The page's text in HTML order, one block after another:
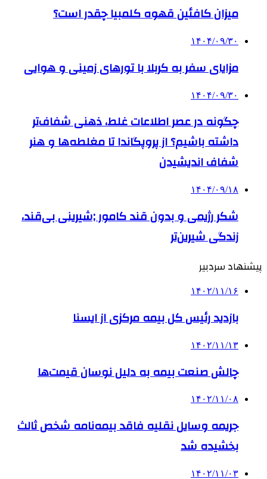
میزان کافئین قهوه کلمبیا چقدر است؟
۱۴۰۴/۰۹/۳۰
مزایای سفر به کربلا با تورهای زمینی و هوایی
۱۴۰۴/۰۹/۳۰
چگونه در عصر اطلاعات غلط، ذهنی شفاف‌تر
داشته باشیم؟ از پروپگاندا تا مغلطه‌ها و هنر
شفاف اندیشیدن
۱۴۰۴/۰۹/۱۸
شکر رژیمی و بدون قند کامور ;شیرینی بی‌قند،
زندگی شیرین‌تر
پیشنهاد سردبیر
۱۴۰۲/۱۱/۱۶
بازدید رئیس کل بیمه مرکزی از ایسنا
۱۴۰۲/۱۱/۱۳
چالش صنعت بیمه به دلیل نوسان قیمت‌ها
۱۴۰۲/۱۱/۰۸
جریمه وسایل نقلیه فاقد بیمه‌نامه‌ شخص ثالث
بخشیده شد
۱۴۰۲/۱۱/۰۳